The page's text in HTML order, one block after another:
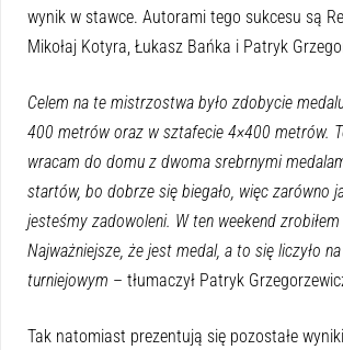
wynik w stawce. Autorami tego sukcesu są
Mikołaj Kotyra, Łukasz Bańka i Patryk
Celem na te mistrzostwa było zdobycie
400 metrów oraz w sztafecie 4×400 metrów.
wracam do domu z dwoma srebrnymi
startów, bo dobrze się biegało, więc zarówno
jesteśmy zadowoleni. W ten weekend
Najważniejsze, że jest medal, a to się liczyło
turniejowym – tłumaczył Patryk
Tak natomiast prezentują się pozostałe